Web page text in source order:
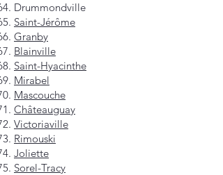
Drummondville
Saint-Jérôme
Granby
Blainville
Saint-Hyacinthe
Mirabel
Mascouche
Châteauguay
Victoriaville
Rimouski
Joliette
Sorel-Tracy